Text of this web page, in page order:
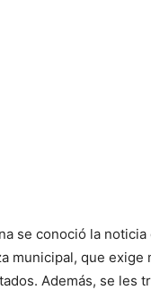
se conoció la
municipal, que
Además, se les